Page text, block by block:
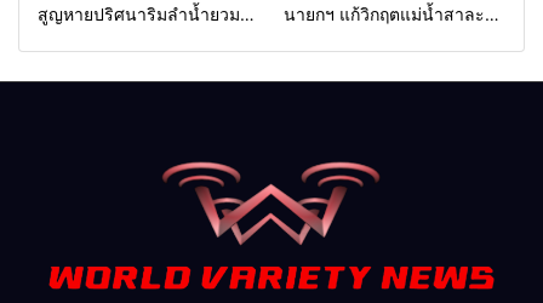
สูญหายปริศนาริมลำน้ำยวม
นายกฯ แก้วิกฤตแม่น้ำสาละ